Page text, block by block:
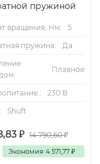
пружиной
вращения, Нм:
5
пружина:
Да
Плавное
230 В
Shuft
₽ 14 790,60₽
Экономия 4 571,77 ₽